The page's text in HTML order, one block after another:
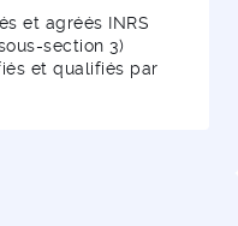
et agréés INRS
section 3)
et qualifiés par